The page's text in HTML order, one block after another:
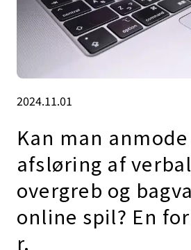
2024.11.01
Kan man
afsløring af
overgreb og
online spil? En
r.